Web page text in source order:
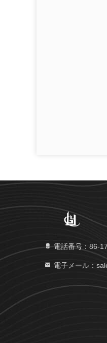
電話番号：86-
電子メール：